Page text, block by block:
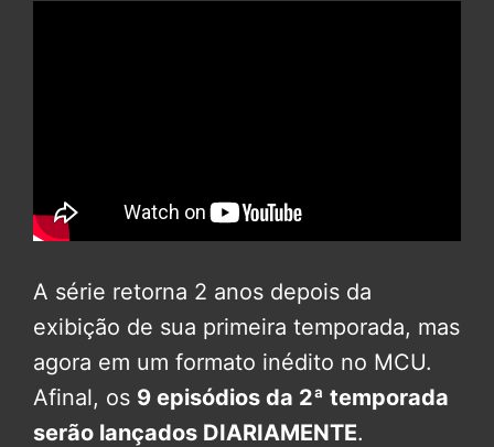
A série retorna 2 anos depois da
exibição de sua primeira temporada, mas
agora em um formato inédito no MCU.
Afinal, os 9 episódios da 2ª temporada
serão lançados DIARIAMENTE.